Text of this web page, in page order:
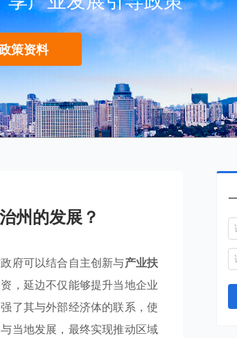
策资料
州的发展？
府可以结合自主创新与产业扶
，延边不仅能够提升当地企业
了其与外部经济体的联系，使
当地发展，最终实现推动区域